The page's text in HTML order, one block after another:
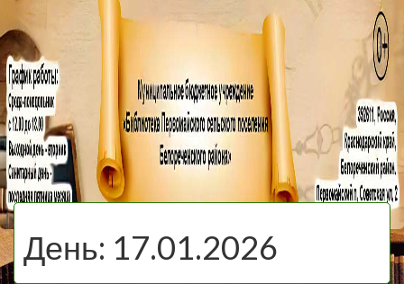
МБУ Библиотека
Первомайского
Сельского
Поселения
День: 17.01.2026